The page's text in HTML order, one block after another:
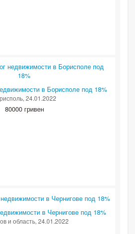
в Борисполе под 18%
, 24.01.2022
80000 гривен
в Чернигове под 18%
и область, 24.01.2022